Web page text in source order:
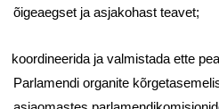
õigeaegset ja asjakohast teavet;
koordineerida ja valmistada ette
Parlamendi organite